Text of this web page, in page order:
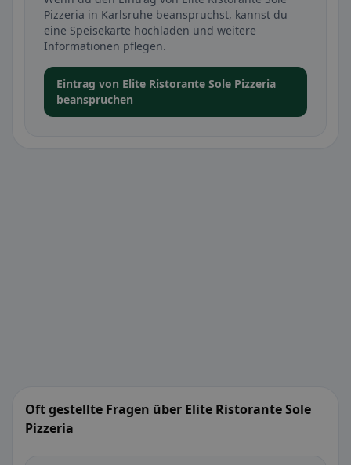
Pizzeria in Karlsruhe beanspruchst, kannst du
eine Speisekarte hochladen und weitere
Informationen pflegen.
Eintrag von Elite Ristorante Sole Pizzeria
beanspruchen
Oft gestellte Fragen über Elite Ristorante Sole
Pizzeria